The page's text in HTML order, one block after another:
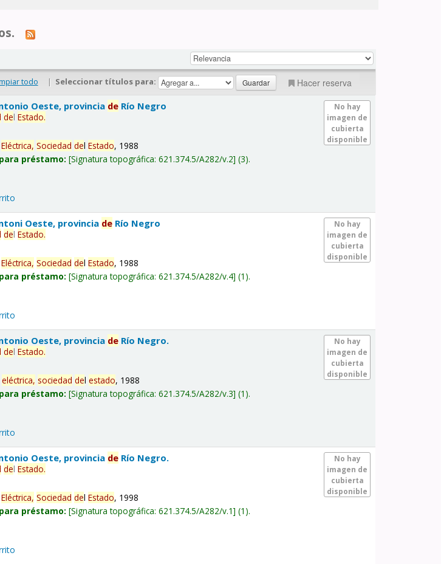
todo | Seleccionar títulos para: Hacer reserva
No hay
imagen de
cubierta
disponible
Oeste, provincia de Río Negro
delEstado.
Eléctrica, Sociedad delEstado, 1988
préstamo: Signatura topográfica:621.374.5/A282/v.2 (3).
No hay
imagen de
cubierta
disponible
Oeste, provincia de Río Negro
delEstado.
Eléctrica, Sociedad delEstado, 1988
préstamo: Signatura topográfica:621.374.5/A282/v.4 (1).
No hay
imagen de
cubierta
disponible
Oeste, provincia de Río Negro.
delEstado.
eléctrica, sociedad delestado, 1988
préstamo: Signatura topográfica:621.374.5/A282/v.3 (1).
No hay
imagen de
cubierta
disponible
Oeste, provincia de Río Negro.
delEstado.
Eléctrica, Sociedad delEstado, 1998
préstamo: Signatura topográfica:621.374.5/A282/v.1 (1).